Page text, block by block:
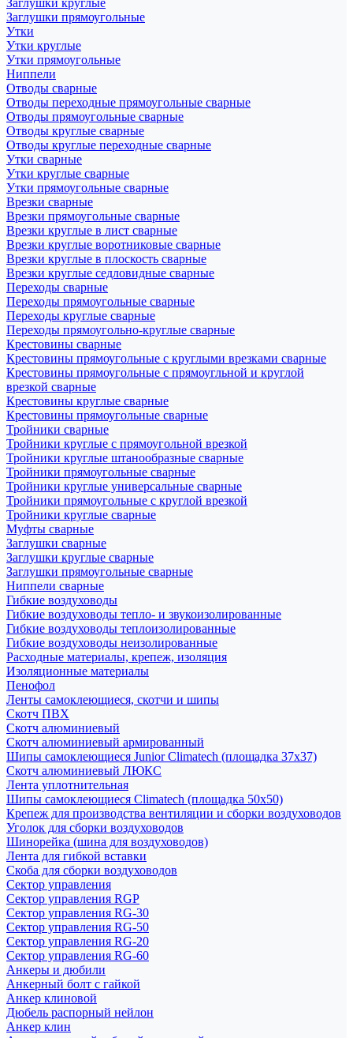
Заглушки круглые
Заглушки прямоугольные
Утки
Утки круглые
Утки прямоугольные
Ниппели
Отводы сварные
Отводы переходные прямоугольные сварные
Отводы прямоугольные сварные
Отводы круглые сварные
Отводы круглые переходные сварные
Утки сварные
Утки круглые сварные
Утки прямоугольные сварные
Врезки сварные
Врезки прямоугольные сварные
Врезки круглые в лист сварные
Врезки круглые воротниковые сварные
Врезки круглые в плоскость сварные
Врезки круглые седловидные сварные
Переходы сварные
Переходы прямоугольные сварные
Переходы круглые сварные
Переходы прямоугольно-круглые сварные
Крестовины сварные
Крестовины прямоугольные с круглыми врезками сварные
Крестовины прямоугольные с прямоугльной и круглой
врезкой сварные
Крестовины круглые сварные
Крестовины прямоугольные сварные
Тройники сварные
Тройники круглые с прямоугольной врезкой
Тройники круглые штанообразные сварные
Тройники прямоугольные сварные
Тройники круглые универсальные сварные
Тройники прямоугольные с круглой врезкой
Тройники круглые сварные
Муфты сварные
Заглушки сварные
Заглушки круглые сварные
Заглушки прямоугольные сварные
Ниппели сварные
Гибкие воздуховоды
Гибкие воздуховоды тепло- и звукоизолированные
Гибкие воздуховоды теплоизолированные
Гибкие воздуховоды неизолированные
Расходные материалы, крепеж, изоляция
Изоляционные материалы
Пенофол
Ленты самоклеющиеся, скотчи и шипы
Скотч ПВХ
Скотч алюминиевый
Скотч алюминиевый армированный
Шипы самоклеющиеся Junior Climatech (площадка 37х37)
Скотч алюминиевый ЛЮКС
Лента уплотнительная
Шипы самоклеющиеся Climatech (площадка 50х50)
Крепеж для производства вентиляции и сборки воздуховодов
Уголок для сборки воздуховодов
Шинорейка (шина для воздуховодов)
Лента для гибкой вставки
Скоба для сборки воздуховодов
Сектор управления
Сектор управления RGP
Сектор управления RG-30
Сектор управления RG-50
Сектор управления RG-20
Сектор управления RG-60
Анкеры и дюбили
Анкерный болт с гайкой
Анкер клиновой
Дюбель распорный нейлон
Анкер клин